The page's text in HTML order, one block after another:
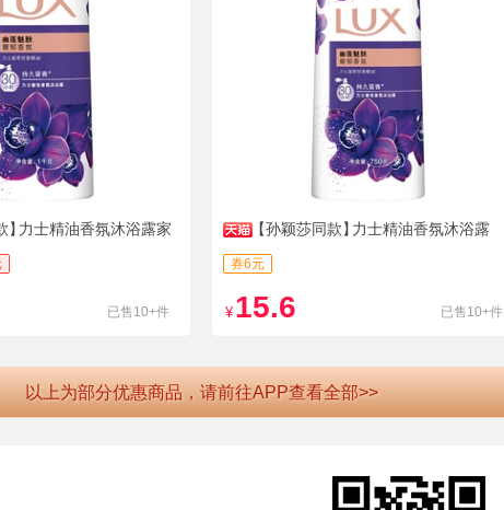
】力士精油香氛沐浴露家
香沐浴乳女
已售10+件
【孙颖莎同款】力士精油香氛沐浴露
券6元
¥ 15.6 已售10+件
以上为部分优惠商品，请前往APP查看全部>>